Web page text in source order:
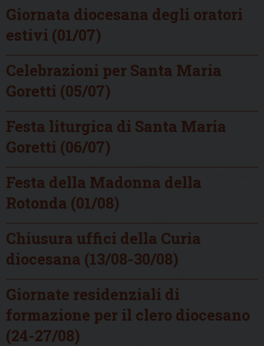
Giornata diocesana degli oratori
estivi (01/07)
Celebrazioni per Santa Maria
Goretti (05/07)
Festa liturgica di Santa Maria
Goretti (06/07)
Festa della Madonna della
Rotonda (01/08)
Chiusura uffici della Curia
diocesana (13/08-30/08)
Giornate residenziali di
formazione per il clero diocesano
(24-27/08)